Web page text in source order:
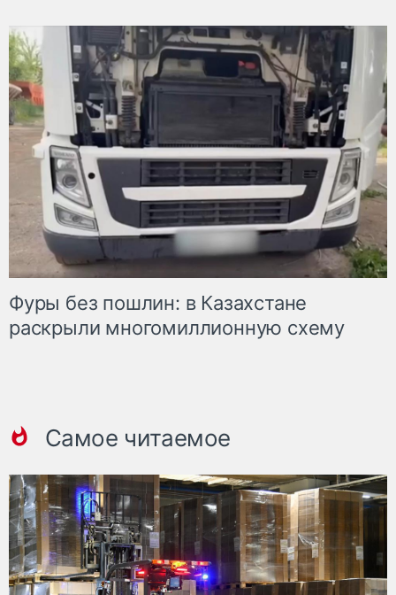
Фуры без пошлин: в Казахстане
раскрыли многомиллионную схему
Самое читаемое